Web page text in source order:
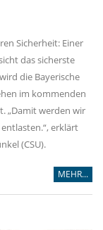
Sicherheit: Einer
das sicherste
die Bayerische
im kommenden
„Damit werden wir
erklärt
(CSU).
MEHR...